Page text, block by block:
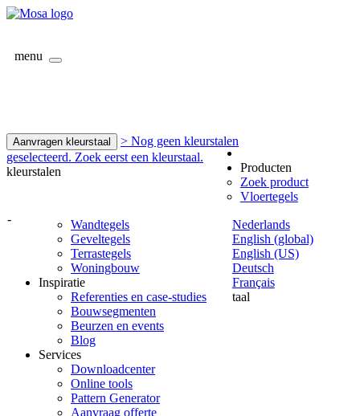
menu
Aanvragen kleurstaal
> Nog geen kleurstalen
geselecteerd. Zoek eerst een kleurstaal.
kleurstalen
-
Nederlands
English (global)
English (US)
Deutsch
Français
taal
Producten
Zoek product
Vloertegels
Wandtegels
Geveltegels
Terrastegels
Woningbouw
Inspiratie
Referenties en case-studies
Bouwsegmenten
Beurzen en events
Blog
Services
Downloadcenter
Online tools
Pattern Generator
Aanvraag offerte